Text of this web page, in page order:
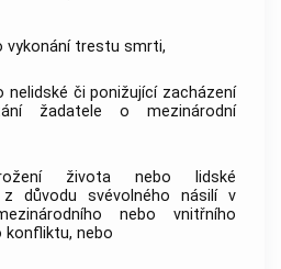
vykonání trestu smrti,
nelidské či ponižující zacházení
žadatele o mezinárodní
života nebo lidské
důvodu svévolného násilí v
nebo vnitřního
konfliktu, nebo